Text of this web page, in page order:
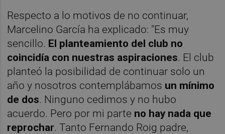
Respecto a lo motivos de no continuar,
Marcelino García ha explicado: "Es muy
sencillo. El planteamiento del club no
coincidía con nuestras aspiraciones. El club
planteó la posibilidad de continuar solo un
año y nosotros contemplábamos un mínimo
de dos. Ninguno cedimos y no hubo
acuerdo. Pero por mi parte no hay nada que
reprochar. Tanto Fernando Roig padre,